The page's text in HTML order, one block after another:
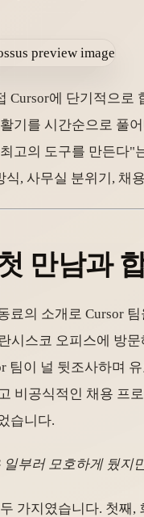
Cursor에 단기적으
기를 시간순으로 풀
고의 도구를 만든다"
, 사무실 분위기, 채
만남과
료의 소개로 Cursor
시스코 오피스에 방
팀이 널 뒷조사하며
비공식적인 채용 프
습니다.
일부러 모호하게 뒀
가지였습니다. 첫째